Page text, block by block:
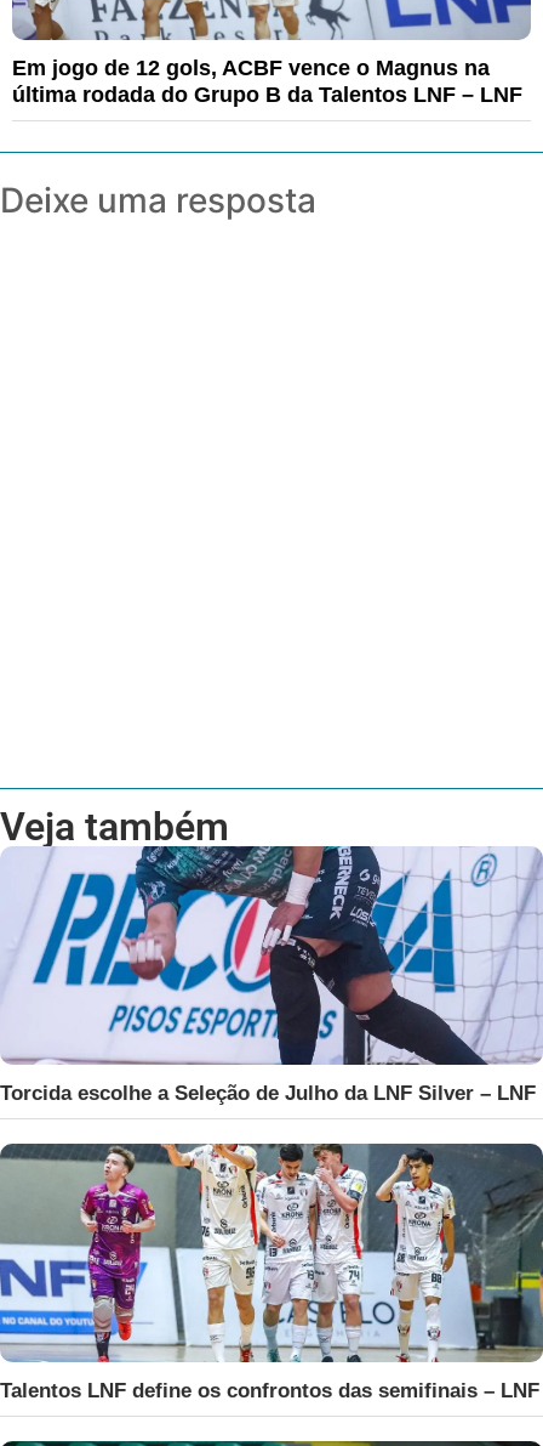
Em jogo de 12 gols, ACBF vence o Magnus na
última rodada do Grupo B da Talentos LNF – LNF
Deixe uma resposta
Veja também
Torcida escolhe a Seleção de Julho da LNF Silver – LNF
Talentos LNF define os confrontos das semifinais – LNF